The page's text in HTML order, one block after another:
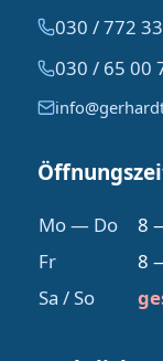
030 / 772
030 / 65 00
Mo — Do
8
Fr
8
Sa / So